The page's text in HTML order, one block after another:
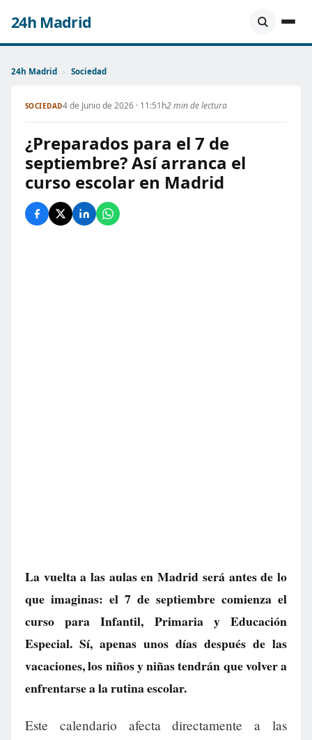
24h Madrid
24h Madrid › Sociedad
SOCIEDAD4 de Junio de 2026 · 11:51h2 min de lectura
¿Preparados para el 7 de
septiembre? Así arranca el
curso escolar en Madrid
La vuelta a las aulas en Madrid será antes de lo
que imaginas: el 7 de septiembre comienza el
curso para Infantil, Primaria y Educación
Especial. Sí, apenas unos días después de las
vacaciones, los niños y niñas tendrán que volver a
enfrentarse a la rutina escolar.
Este calendario afecta directamente a las